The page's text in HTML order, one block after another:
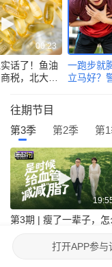
00:23
话了！鱼油
税，北大医
一跑步就
立马好？
往期节目
第3季
第2季 第
第3期 | 瘦了一辈子，怎
忽略了藏在肚子里的血
打开APP参与